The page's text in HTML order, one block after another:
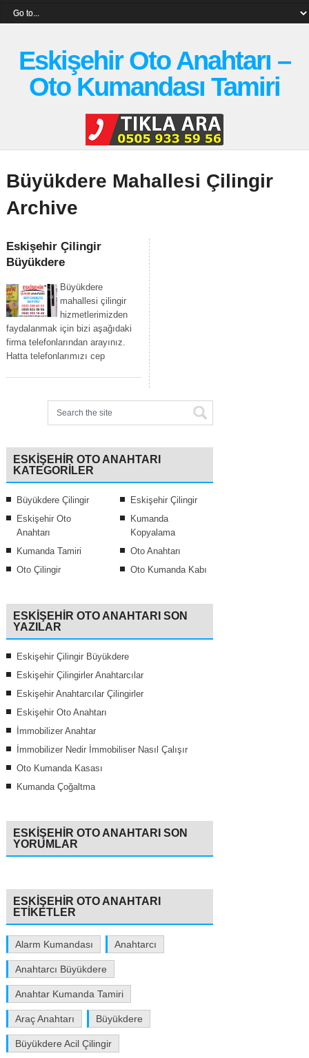
Eskişehir Oto Anahtarı –
Oto Kumandası Tamiri
Büyükdere Mahallesi Çilingir
Archive
Eskişehir Çilingir
Büyükdere
Büyükdere
mahallesi çilingir
hizmetlerimizden
faydalanmak için bizi aşağıdaki
firma telefonlarından arayınız.
Hatta telefonlarımızı cep
ESKIŞEHIR OTO ANAHTARI
KATEGORILER
Büyükdere Çilingir
Eskişehir Çilingir
Eskişehir Oto
Anahtarı
Kumanda
Kopyalama
Kumanda Tamiri
Oto Anahtarı
Oto Çilingir
Oto Kumanda Kabı
ESKIŞEHIR OTO ANAHTARI SON
YAZILAR
Eskişehir Çilingir Büyükdere
Eskişehir Çilingirler Anahtarcılar
Eskişehir Anahtarcılar Çilingirler
Eskişehir Oto Anahtarı
İmmobilizer Anahtar
İmmobilizer Nedir İmmobiliser Nasıl Çalışır
Oto Kumanda Kasası
Kumanda Çoğaltma
ESKIŞEHIR OTO ANAHTARI SON
YORUMLAR
ESKIŞEHIR OTO ANAHTARI
ETIKETLER
Alarm Kumandası Anahtarcı
Anahtarcı Büyükdere
Anahtar Kumanda Tamiri
Araç Anahtarı Büyükdere
Büyükdere Acil Çilingir